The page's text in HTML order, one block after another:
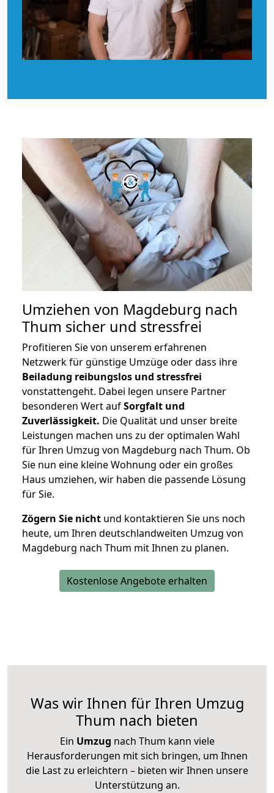
Umziehen von Magdeburg nach
Thum sicher und stressfrei
Profitieren Sie von unserem erfahrenen
Netzwerk für günstige Umzüge oder dass ihre
Beiladung reibungslos und stressfrei
vonstattengeht. Dabei legen unsere Partner
besonderen Wert aufSorgfalt und
Zuverlässigkeit. Die Qualität und unser breite
Leistungen machen uns zu der optimalen Wahl
für Ihren Umzug von Magdeburg nach Thum. Ob
Sie nun eine kleine Wohnung oder ein großes
Haus umziehen, wir haben die passende Lösung
für Sie.
Zögern Sie nicht und kontaktieren Sie uns noch
heute, um Ihren deutschlandweiten Umzug von
Magdeburg nach Thum mit Ihnen zu planen.
Kostenlose Angebote erhalten
Was wir Ihnen für Ihren Umzug
Thum nach bieten
Ein Umzug nach Thum kann viele
Herausforderungen mit sich bringen, um Ihnen
die Last zu erleichtern – bieten wir Ihnen unsere
Unterstützung an.